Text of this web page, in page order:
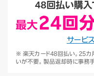
サービ
※ 楽天カード48回払い。25
いが不要。製品返却時に事務